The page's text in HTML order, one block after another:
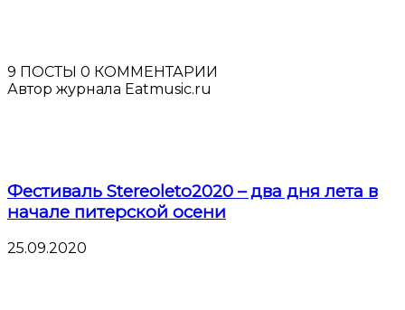
9 ПОСТЫ 0 КОММЕНТАРИИ
Автор журнала Eatmusic.ru
Фестиваль Stereoleto2020 – два дня лета в
начале питерской осени
25.09.2020